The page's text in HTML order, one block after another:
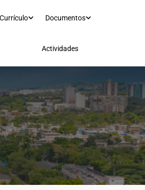
Currículo Documentos
Actividades